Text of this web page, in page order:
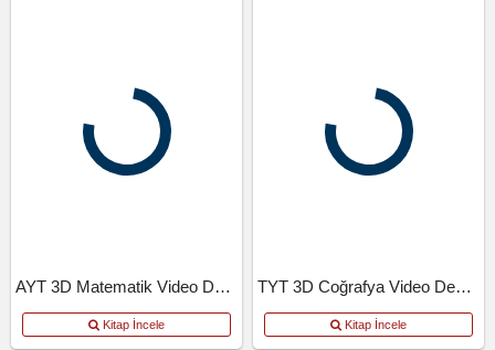
AYT 3D Matematik Video Destekli Defter
Kitap İncele
TYT 3D Coğrafya Video Destekli Defter
Kitap İncele